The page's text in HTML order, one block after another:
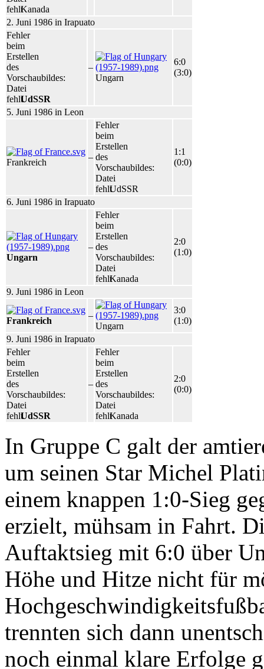
fehltKanada
2. Juni 1986 in Irapuato
Fehler
beim
Erstellen
des
Vorschaubildes:
Datei
fehltUdSSR
–
Ungarn
6:0
(3:0)
5. Juni 1986 in Leon
Frankreich
–
Fehler
beim
Erstellen
des
Vorschaubildes:
Datei
fehltUdSSR
1:1
(0:0)
6. Juni 1986 in Irapuato
Ungarn
–
Fehler
beim
Erstellen
des
Vorschaubildes:
Datei
fehltKanada
2:0
(1:0)
9. Juni 1986 in Leon
Frankreich
–
Ungarn
3:0
(1:0)
9. Juni 1986 in Irapuato
Fehler
beim
Erstellen
des
Vorschaubildes:
Datei
fehltUdSSR
–
Fehler
beim
Erstellen
des
Vorschaubildes:
Datei
fehltKanada
2:0
(0:0)
In Gruppe C galt der
um seinen Star Michel
einem knappen 1:0-Sieg
erzielt, mühsam in Fahrt.
Auftaktsieg mit 6:0 über
Höhe und Hitze nicht für
trennten sich dann
noch einmal klare Erfolge